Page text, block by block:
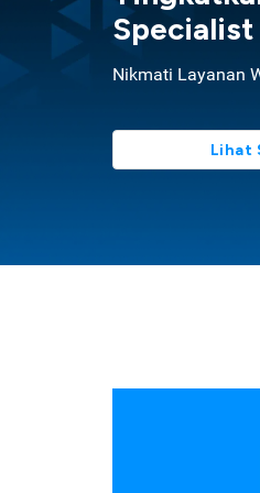
Specialist
Nikmati Layanan
Lihat